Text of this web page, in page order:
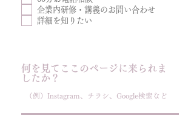
企業内研修・講義のお問い合わせ
詳細を知りたい
何を見てここのページに来られま
したか？